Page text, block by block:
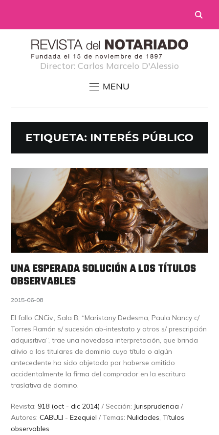
Director: Carlos Marcelo D'Alessio
MENU
ETIQUETA: INTERÉS PÚBLICO
UNA ESPERADA SOLUCIÓN A LOS TÍTULOS
OBSERVABLES
2015-06-08
El fallo CNCiv., Sala B, “Maristany Dedesma, Paula Nancy c/
Torres Ramón s/ sucesión ab-intestato y otros s/ prescripción
adquisitiva”, trae una novedosa interpretación, que brinda
alivio a los titulares de dominio cuyo título o algún
antecedente ha sido objetado por haberse omitido
accidentalmente la firma del comprador en la escritura
traslativa de domino.
Revista: 918 (oct - dic 2014) / Sección: Jurisprudencia /
Autores:CABULI - Ezequiel / Temas:Nulidades,Títulos
observables